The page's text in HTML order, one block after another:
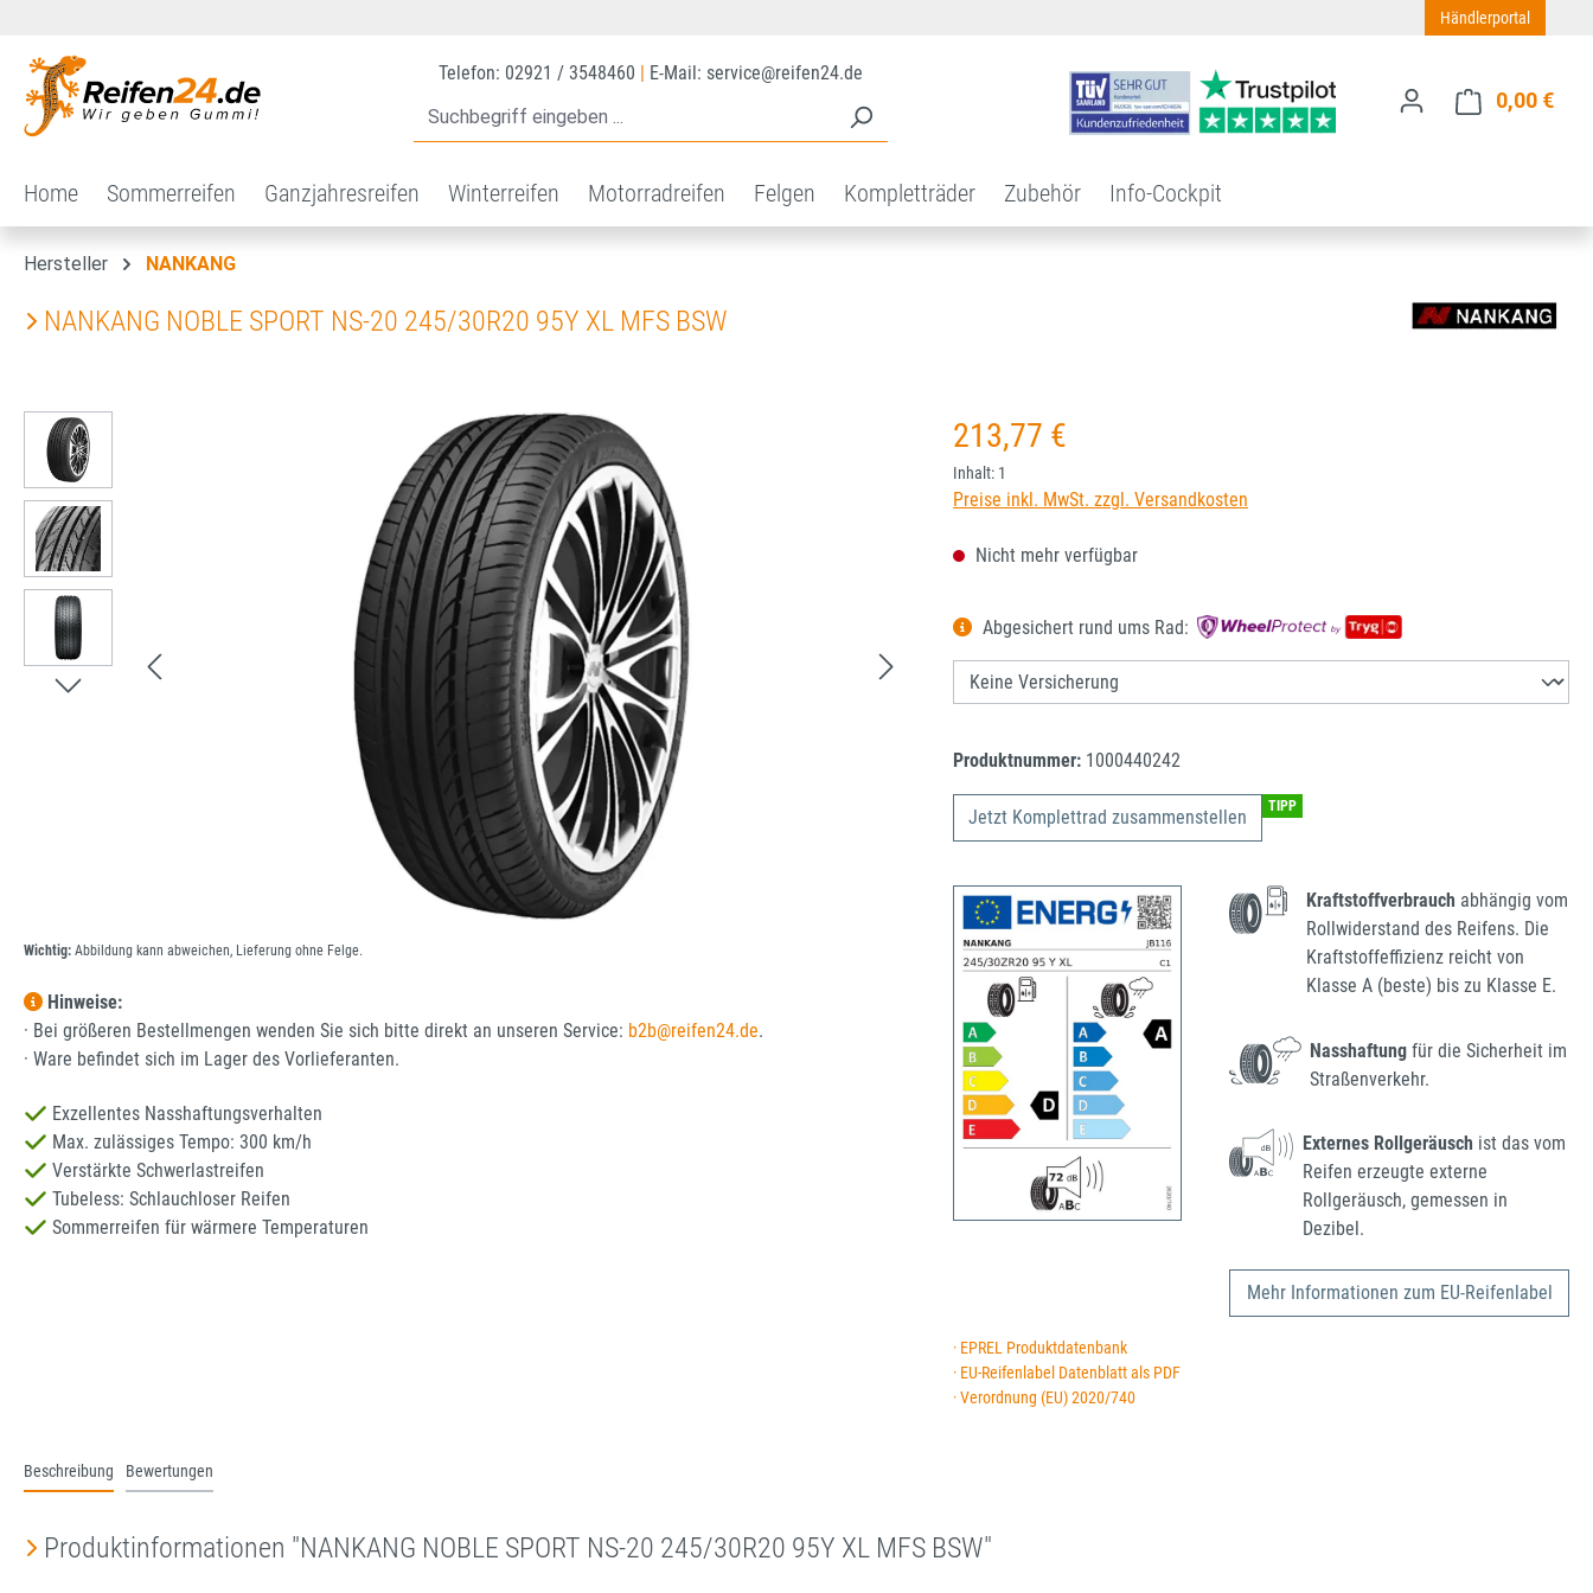
Händlerportal
Telefon: 02921 / 3548460 E-Mail: service@reifen24.de
0,00 €
Home Sommerreifen Ganzjahresreifen Winterreifen Motorradreifen Felgen Kompletträder Zubehör Info-Cockpit
Hersteller NANKANG
NANKANG NOBLE SPORT NS-20 245/30R20 95Y XL MFS BSW
Bildergalerie überspringen
Wichtig: Abbildung kann abweichen, Lieferung ohne Felge.
Hinweise:
· Bei größeren Bestellmengen wenden Sie sich bitte direkt an unseren Service: b2b@reifen24.de.
· Ware befindet sich im Lager des Vorlieferanten.
Exzellentes Nasshaftungsverhalten
Max. zulässiges Tempo: 300 km/h
Verstärkte Schwerlastreifen
Tubeless: Schlauchloser Reifen
Sommerreifen für wärmere Temperaturen
Regulärer Preis:
213,77 €
Inhalt: 1
Preise inkl. MwSt. zzgl. Versandkosten
Nicht mehr verfügbar
Abgesichert rund ums Rad:
Produktnummer: 1000440242
Jetzt Komplettrad zusammenstellen TIPP
Kraftstoffverbrauch abhängig vom
Rollwiderstand des Reifens. Die
Kraftstoffeffizienz reicht von
Klasse A (beste) bis zu Klasse E.
Nasshaftung für die Sicherheit im
Straßenverkehr.
Externes Rollgeräusch ist das vom
Reifen erzeugte externe
Rollgeräusch, gemessen in
Dezibel.
Mehr Informationen zum EU-Reifenlabel
· EPREL Produktdatenbank
· EU-Reifenlabel Datenblatt als PDF
· Verordnung (EU) 2020/740
Beschreibung Bewertungen
Produktinformationen "NANKANG NOBLE SPORT NS-20 245/30R20 95Y XL MFS BSW"